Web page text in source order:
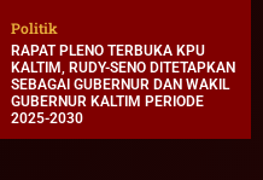
Politik
RAPAT PLENO TERBUKA KPU
KALTIM, RUDY-SENO DITETAPKAN
SEBAGAI GUBERNUR DAN WAKIL
GUBERNUR KALTIM PERIODE
2025-2030